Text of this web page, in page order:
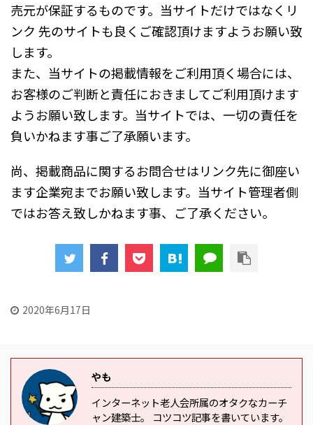
売元が保証するものです。当サイトだけではなくリ
ンク 先のサイトも良くご確認頂けますようお願い致
します。
また、当サイトの掲載情報をご利用頂く場合には、
お客様のご判断と責任におきましてご利用頂けます
ようお願い致します。当サイトでは、一切の責任を
負いかねます事ご了承願います。
尚、掲載商品に関するお問合せはリンク先に御座い
ます企業宛までお願い致します。当サイト管理者側
ではお答え致しかねます事、ご了承ください。
2020年6月17日
やも
インターネット老人会所属のオタクなカーチ
ャン建築士。 コツコツ記事を書いています。